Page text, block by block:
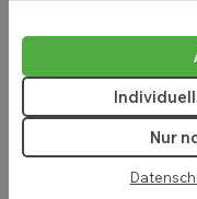
Apotheke
Online- und
17. September 2020
Marketing wird für
wichtiger. Wie
Nur